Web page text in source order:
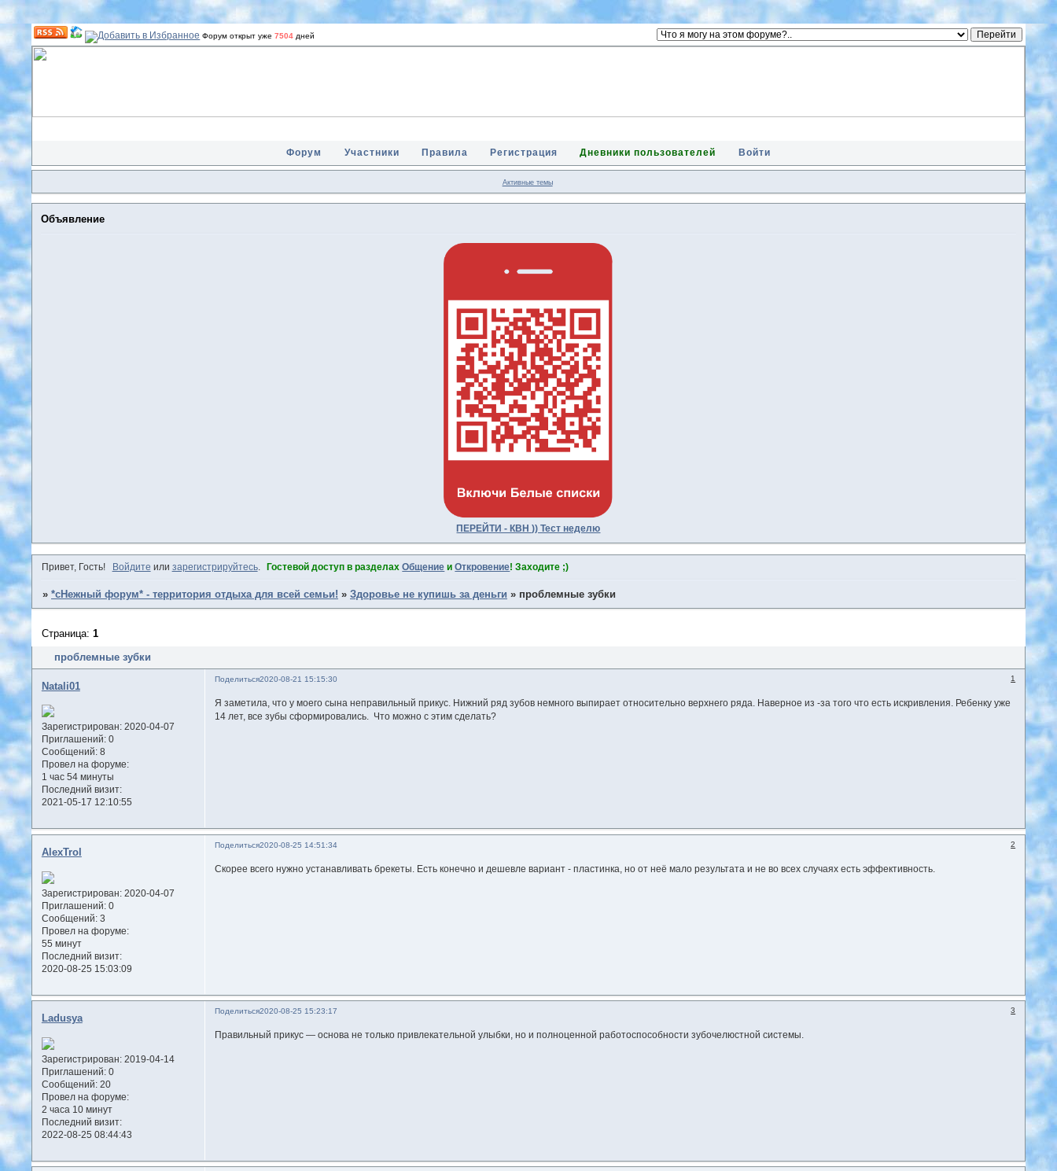
Форум открыт уже7504 дней
Форум Участники Правила Регистрация Дневники пользователей Войти
Активные темы
Объявление
ПЕРЕЙТИ - КВН )) Тест неделю
Привет, Гость! Войдите или зарегистрируйтесь. Гостевой доступ в разделахОбщение иОткровение! Заходите ;)
» *сНежный форум* - территория отдыха для всей семьи! » Здоровье не купишь за деньги » проблемные зубки
проблемные зубки
Страница: 1
Поделиться 1
2020-08-21 15:15:30
Natali01
Зарегистрирован: 2020-04-07
Приглашений:0
Сообщений:8
Провел на форуме:
1 час 54 минуты
Последний визит:
2021-05-17 12:10:55
Я заметила, что у моего сына неправильный прикус. Нижний ряд зубов немного выпирает относительно верхнего ряда. Наверное из -за того что есть искривления. Ребенку уже
14 лет, все зубы сформировались. Что можно с этим сделать?
Поделиться 2
2020-08-25 14:51:34
AlexTrol
Зарегистрирован: 2020-04-07
Приглашений:0
Сообщений:3
Провел на форуме:
55 минут
Последний визит:
2020-08-25 15:03:09
Скорее всего нужно устанавливать брекеты. Есть конечно и дешевле вариант - пластинка, но от неё мало результата и не во всех случаях есть эффективность.
Поделиться 3
2020-08-25 15:23:17
Ladusya
Зарегистрирован: 2019-04-14
Приглашений:0
Сообщений:20
Провел на форуме:
2 часа 10 минут
Последний визит:
2022-08-25 08:44:43
Правильный прикус — основа не только привлекательной улыбки, но и полноценной работоспособности зубочелюстной системы.